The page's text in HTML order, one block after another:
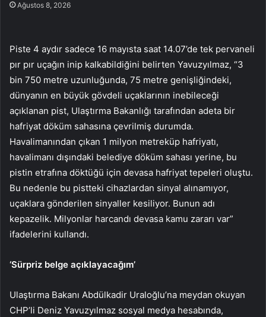
Ağustos 8, 2026
Piste 4 aydır sadece 16 mayısta saat 14.07’de tek pervaneli
pır pır uçağın inip kalkabildiğini belirten Yavuzyılmaz, “3
bin 750 metre uzunluğunda, 75 metre genişliğindeki,
dünyanın en büyük gövdeli uçaklarının inebileceği
açıklanan pist, Ulaştırma Bakanlığı tarafından adeta bir
hafriyat döküm sahasına çevrilmiş durumda.
Havalimanından çıkan 1 milyon metreküp hafriyatı,
havalimanı dışındaki belediye döküm sahası yerine, bu
pistin etrafına döktüğü için devasa hafriyat tepeleri oluştu.
Bu nedenle bu pistteki cihazlardan sinyal alınamıyor,
uçaklara gönderilen sinyaller kesiliyor. Bunun adı
kepazelik. Milyonlar harcandı devasa kamu zararı var”
ifadelerini kullandı.
‘Sürpriz belge açıklayacağım’
Ulaştırma Bakanı Abdülkadir Uraloğlu’na meydan okuyan
CHP’li Deniz Yavuzyılmaz sosyal medya hesabında,